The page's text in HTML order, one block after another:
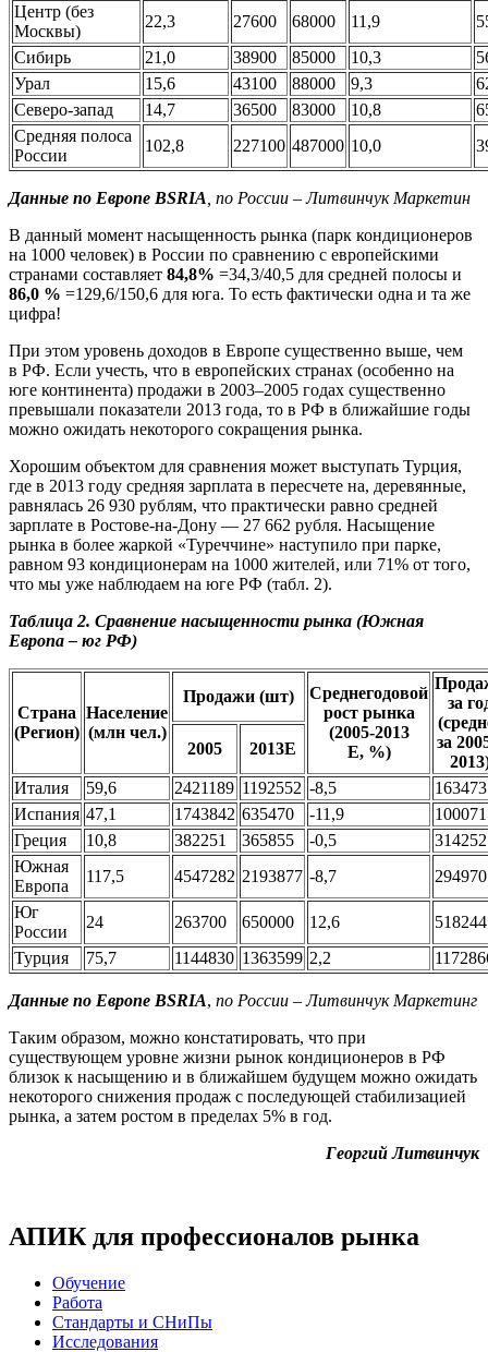
Центр (без
Москвы)
22,3 27600 68000 11,9
Сибирь
21,0 38900 85000 10,3
Урал
15,6 43100 88000 9,3
Северо-запад
14,7 36500 83000 10,8
Средняя полоса
России
102,8 227100 487000 10,0
Данные по Европе BSRIA , по России – Литвинчук Маркетин
В данный момент насыщенность рынка (парк кондиционеров
на 1000 человек) в России по сравнению с европейскими
странами составляет 84,8% =34,3/40,5 для средней полосы и
86,0 % =129,6/150,6 для юга. То есть фактически одна и та же
цифра!
При этом уровень доходов в Европе существенно выше, чем
в РФ. Если учесть, что в европейских странах (особенно на
юге континента) продажи в 2003–2005 годах существенно
превышали показатели 2013 года, то в РФ в ближайшие годы
можно ожидать некоторого сокращения рынка.
Хорошим объектом для сравнения может выступать Турция,
где в 2013 году средняя зарплата в пересчете на, деревянные,
равнялась 26 930 рублям, что практически равно средней
зарплате в Ростове-на-Дону — 27 662 рубля. Насыщение
рынка в более жаркой «Туреччине» наступило при парке,
равном 93 кондиционерам на 1000 жителей, или 71% от того,
что мы уже наблюдаем на юге РФ (табл. 2).
Таблица 2. Сравнение насыщенности рынка (Южная
Европа – юг РФ)
Страна
(Регион)
Население
(млн чел.)
Продажи (шт)
Среднегодовой
рост рынка
(2005-2013
Е, %)
за
за
2005 2013E
Италия 59,6 2421189 1192552 -8,5
Испания 47,1 1743842 635470 -11,9
Греция
10,8 382251 365855 -0,5
314252
Южная
Европа
117,5 4547282 2193877 -8,7
Юг
России
24 263700 650000 12,6
518244
Турция
75,7 1144830 1363599 2,2
Данные по Европе BSRIA, по России – Литвинчук Маркетинг
Таким образом, можно констатировать, что при
существующем уровне жизни рынок кондиционеров в РФ
близок к насыщению и в ближайшем будущем можно ожидать
некоторого снижения продаж с последующей стабилизацией
рынка, а затем ростом в пределах 5% в год.
Георгий Литвинчук
АПИК для профессионалов рынка
Обучение
Работа
Стандарты и СНиПы
Исследования